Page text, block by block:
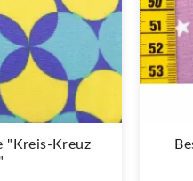
"Kreis-Kreuz